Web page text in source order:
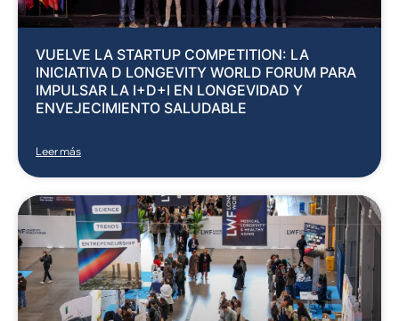
VUELVE LA STARTUP COMPETITION: LA
INICIATIVA D LONGEVITY WORLD FORUM PARA
IMPULSAR LA I+D+I EN LONGEVIDAD Y
ENVEJECIMIENTO SALUDABLE
Leer más